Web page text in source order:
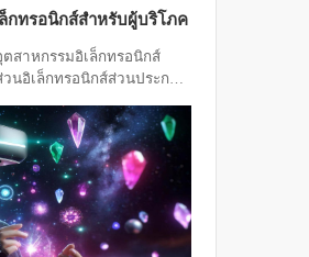
กทรอนิกส์สำหรับผู้บริโภค
ตสาหกรรมอิเล็กทรอนิกส์
นอิเล็กทรอนิกส์ส่วนประกอบ
างๆและโซลูชันการทดสอบ
กี่ยวข้องอื่น ๆ